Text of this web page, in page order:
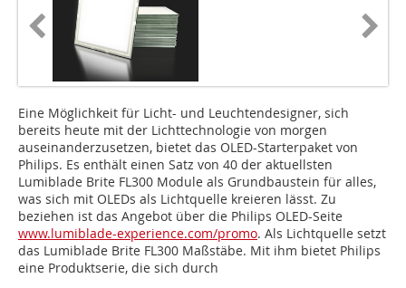
Eine Möglichkeit für Licht- und Leuchtendesigner, sich
bereits heute mit der Lichttechnologie von morgen
auseinanderzusetzen, bietet das OLED-Starterpaket von
Philips. Es enthält einen Satz von 40 der aktuellsten
Lumiblade Brite FL300 Module als Grundbaustein für alles,
was sich mit OLEDs als Lichtquelle kreieren lässt. Zu
beziehen ist das Angebot über die Philips OLED-Seite
www.lumiblade-experience.com/promo. Als Lichtquelle setzt
das Lumiblade Brite FL300 Maßstäbe. Mit ihm bietet Philips
eine Produktserie, die sich durch